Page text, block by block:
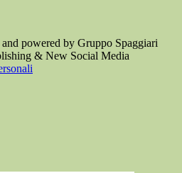
powered by Gruppo Spaggiari
& New Social Media